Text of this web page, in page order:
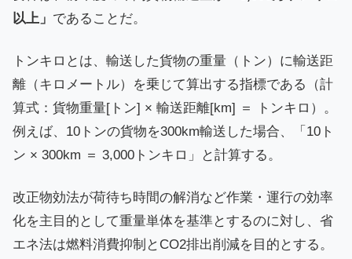
以上」 であることだ。
トンキロとは、輸送した貨物の重量（トン）に輸送距
離（キロメートル）を乗じて算出する指標である（計
算式：貨物重量[トン] × 輸送距離[km] ＝ トンキロ）。
例えば、10トンの貨物を300km輸送した場合、「10ト
ン × 300km ＝ 3,000トンキロ」と計算する。
改正物効法が荷待ち時間の解消など作業・運行の効率
化を主目的として重量単体を基準とするのに対し、省
エネ法は燃料消費抑制とCO2排出削減を目的とする。